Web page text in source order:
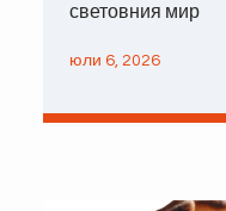
световния мир
юли 6, 2026